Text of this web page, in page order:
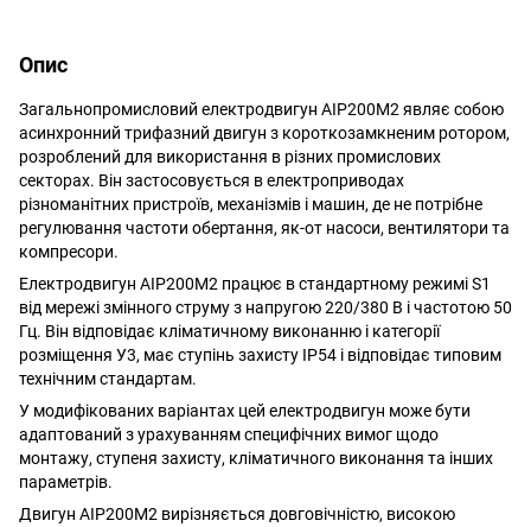
Опис
Загальнопромисловий електродвигун АІР200M2 являє собою
асинхронний трифазний двигун з короткозамкненим ротором,
розроблений для використання в різних промислових
секторах. Він застосовується в електроприводах
різноманітних пристроїв, механізмів і машин, де не потрібне
регулювання частоти обертання, як-от насоси, вентилятори та
компресори.
Електродвигун АІР200M2 працює в стандартному режимі S1
від мережі змінного струму з напругою 220/380 В і частотою 50
Гц. Він відповідає кліматичному виконанню і категорії
розміщення У3, має ступінь захисту IP54 і відповідає типовим
технічним стандартам.
У модифікованих варіантах цей електродвигун може бути
адаптований з урахуванням специфічних вимог щодо
монтажу, ступеня захисту, кліматичного виконання та інших
параметрів.
Двигун АІР200M2 вирізняється довговічністю, високою